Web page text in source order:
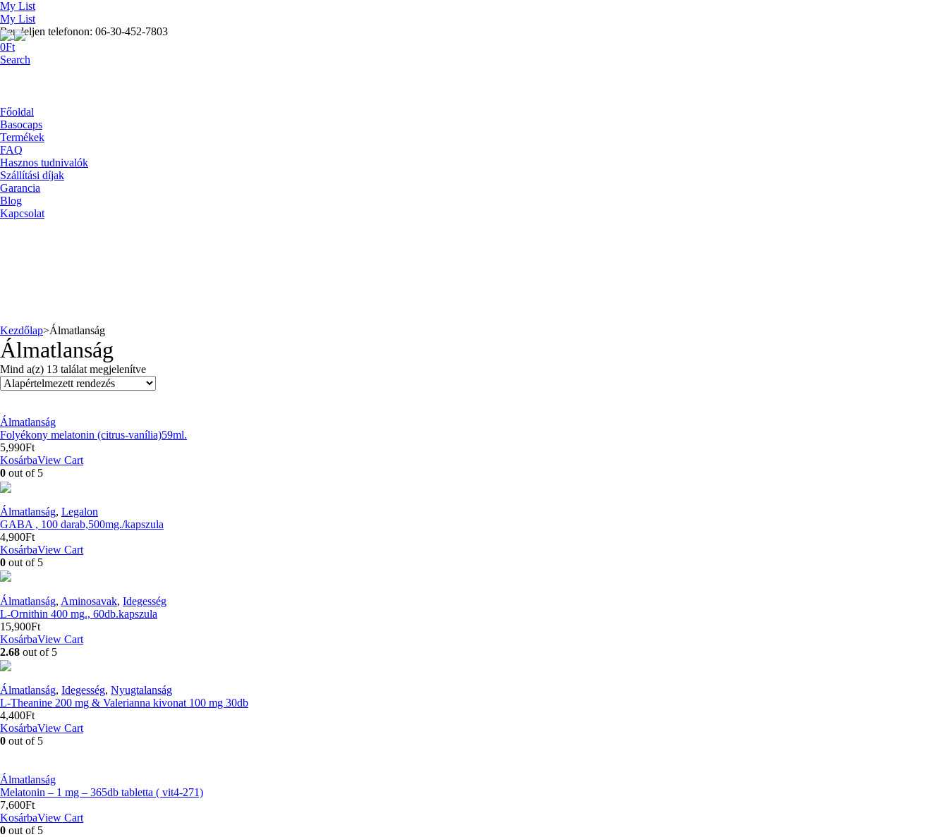
My List
My List
Rendeljen telefonon: 06-30-452-7803
0Ft
Search
Főoldal
Basocaps
Termékek
FAQ
Hasznos tudnivalók
Szállítási díjak
Garancia
Blog
Kapcsolat
Kezdőlap>Álmatlanság
Álmatlanság
Mind a(z) 13 találat megjelenítve
Álmatlanság
Folyékony melatonin (citrus-vanília)59ml.
5,990Ft
KosárbaView Cart
0 out of 5
Álmatlanság, Legalon
GABA , 100 darab,500mg./kapszula
4,900Ft
KosárbaView Cart
0 out of 5
Álmatlanság, Aminosavak, Idegesség
L-Ornithin 400 mg., 60db.kapszula
15,900Ft
KosárbaView Cart
2.68 out of 5
Álmatlanság, Idegesség, Nyugtalanság
L-Theanine 200 mg & Valerianna kivonat 100 mg 30db
4,400Ft
KosárbaView Cart
0 out of 5
Álmatlanság
Melatonin – 1 mg – 365db tabletta ( vit4-271)
7,600Ft
KosárbaView Cart
0 out of 5